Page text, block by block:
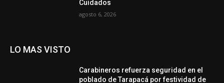
Cuidados
agosto 6, 2026
LO MAS VISTO
Carabineros refuerza seguridad en el
poblado de Tarapacá por festividad de